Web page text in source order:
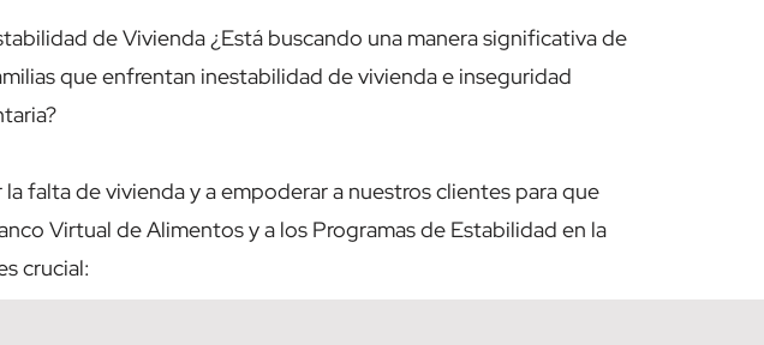
de Vivienda ¿Está buscando una manera significativa de
que enfrentan inestabilidad de vivienda e inseguridad
falta de vivienda y a empoderar a nuestros clientes para que
Virtual de Alimentos y a los Programas de Estabilidad en la
crucial: